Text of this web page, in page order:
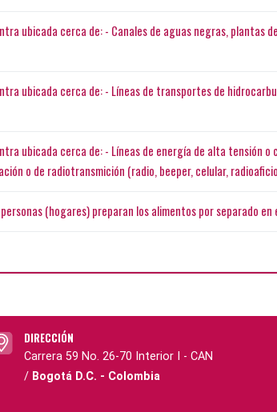
ubicada cerca de: - Canales de aguas negras, plantas
ubicada cerca de: - Líneas de transportes de
ubicada cerca de: - Líneas de energía de alta tensión
o de radiotransmición (radio, beeper, celular,
(hogares) preparan los alimentos por separado en
DIRECCIÓN
Carrera 59 No. 26-70 Interior I - CAN
/ Bogotá D.C. - Colombia